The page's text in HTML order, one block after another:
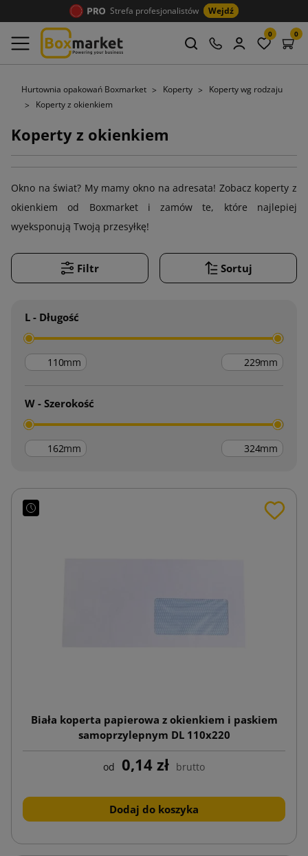
Strefa profesjonalistów Wejdź
0 0
Hurtownia opakowań Boxmarket Koperty
Koperty wg rodzaju
Koperty z okienkiem
Koperty z okienkiem
Okno na świat? My mamy okno na adresata! Zobacz koperty z
okienkiem od Boxmarket i zamów te, które najlepiej
wyeksponują Twoją przesyłkę!
Filtr Sortuj
L - Długość
mm mm
W - Szerokość
mm mm
Biała koperta papierowa z okienkiem i paskiem
samoprzylepnym DL 110x220
od 0,14 zł brutto
Dodaj do koszyka